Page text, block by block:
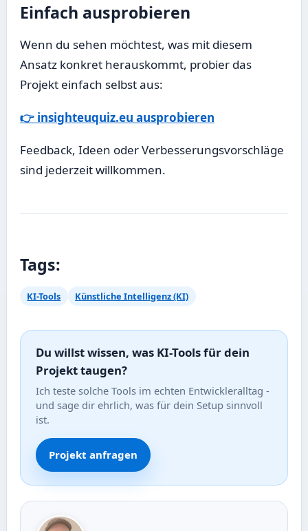
Einfach ausprobieren
Wenn du sehen möchtest, was mit diesem
Ansatz konkret herauskommt, probier das
Projekt einfach selbst aus:
👉 insighteuquiz.eu ausprobieren
Feedback, Ideen oder Verbesserungsvorschläge
sind jederzeit willkommen.
Tags:
KI-Tools Künstliche Intelligenz (KI)
Du willst wissen, was KI-Tools für dein
Projekt taugen?
Ich teste solche Tools im echten Entwickleralltag -
und sage dir ehrlich, was für dein Setup sinnvoll
ist.
Projekt anfragen